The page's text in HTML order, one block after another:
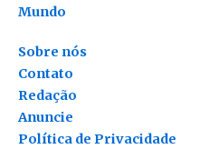
Mundo
Contato
Redação
Anuncie
Política de Privacidade
Sobre nós